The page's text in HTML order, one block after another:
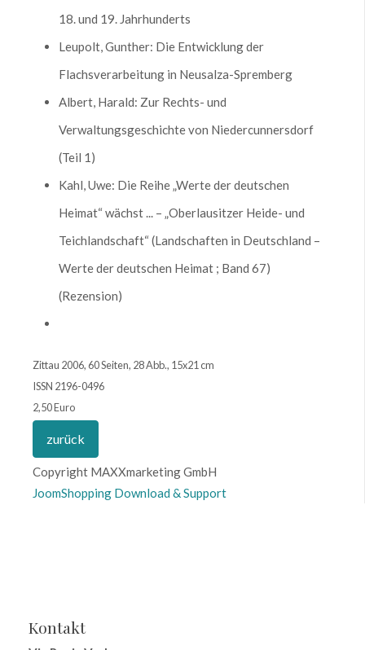
Kontakt
18. und 19. Jahrhunderts
Leupolt, Gunther: Die Entwicklung der
Flachsverarbeitung in Neusalza-Spremberg
Albert, Harald: Zur Rechts- und
Verwaltungsgeschichte von Niedercunnersdorf
(Teil 1)
Kahl, Uwe: Die Reihe „Werte der deutschen
Heimat“ wächst ... – „Oberlausitzer Heide- und
Teichlandschaft“ (Landschaften in Deutschland –
Werte der deutschen Heimat ; Band 67)
(Rezension)
Zittau 2006, 60 Seiten, 28 Abb., 15x21 cm
ISSN 2196-0496
2,50 Euro
Copyright MAXXmarketing GmbH
JoomShopping Download & Support